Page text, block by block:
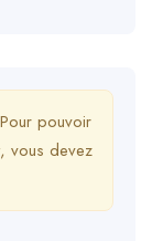
pouvoir
vous devez